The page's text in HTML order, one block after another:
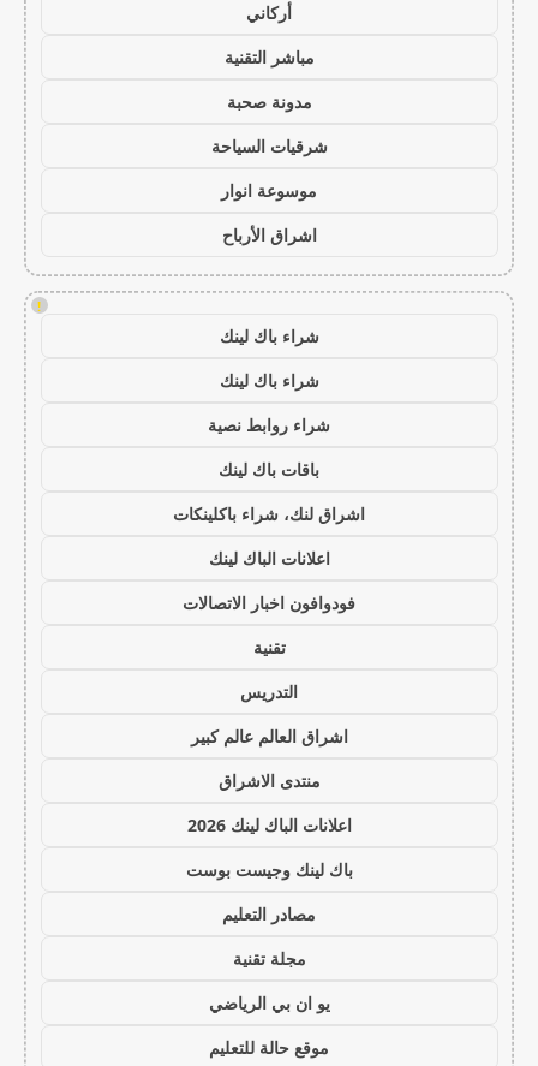
أركاني
مباشر التقنية
مدونة صحبة
شرقيات السياحة
موسوعة انوار
اشراق الأرباح
!
شراء باك لينك
شراء باك لينك
شراء روابط نصية
باقات باك لينك
اشراق لنك، شراء باكلينكات
اعلانات الباك لينك
فودوافون اخبار الاتصالات
تقنية
التدريس
اشراق العالم عالم كبير
منتدى الاشراق
اعلانات الباك لينك 2026
باك لينك وجيست بوست
مصادر التعليم
مجلة تقنية
يو ان بي الرياضي
موقع حالة للتعليم